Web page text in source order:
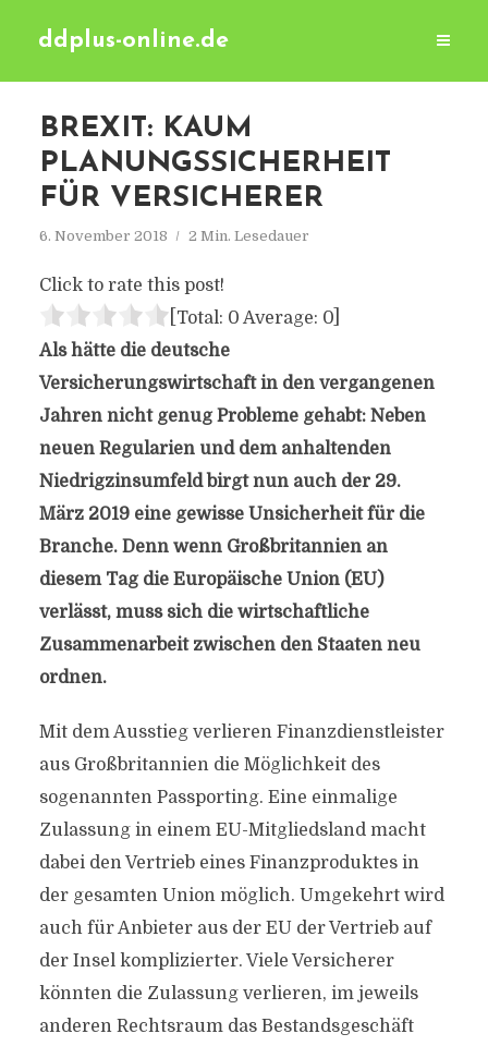
ddplus-online.de
BREXIT: KAUM
PLANUNGSSICHERHEIT
FÜR VERSICHERER
6. November 2018 2 Min. Lesedauer
Click to rate this post!
[Total: 0 Average: 0]
Als hätte die deutsche
Versicherungswirtschaft in den vergangenen
Jahren nicht genug Probleme gehabt: Neben
neuen Regularien und dem anhaltenden
Niedrigzinsumfeld birgt nun auch der 29.
März 2019 eine gewisse Unsicherheit für die
Branche. Denn wenn Großbritannien an
diesem Tag die Europäische Union (EU)
verlässt, muss sich die wirtschaftliche
Zusammenarbeit zwischen den Staaten neu
ordnen.
Mit dem Ausstieg verlieren Finanzdienstleister
aus Großbritannien die Möglichkeit des
sogenannten Passporting. Eine einmalige
Zulassung in einem EU-Mitgliedsland macht
dabei den Vertrieb eines Finanzproduktes in
der gesamten Union möglich. Umgekehrt wird
auch für Anbieter aus der EU der Vertrieb auf
der Insel komplizierter. Viele Versicherer
könnten die Zulassung verlieren, im jeweils
anderen Rechtsraum das Bestandsgeschäft